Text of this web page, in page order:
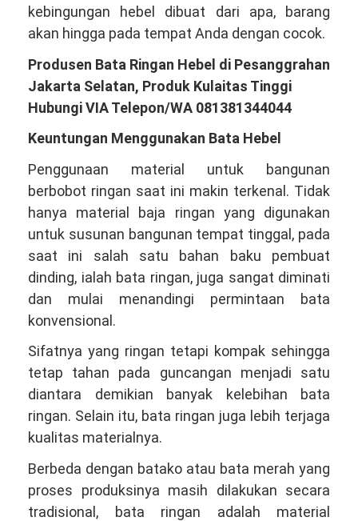
kebingungan hebel dibuat dari apa, barang
akan hingga pada tempat Anda dengan cocok.
Produsen Bata Ringan Hebel di Pesanggrahan
Jakarta Selatan, Produk Kulaitas Tinggi
Hubungi VIA Telepon/WA 081381344044
Keuntungan Menggunakan Bata Hebel
Penggunaan material untuk bangunan
berbobot ringan saat ini makin terkenal. Tidak
hanya material baja ringan yang digunakan
untuk susunan bangunan tempat tinggal, pada
saat ini salah satu bahan baku pembuat
dinding, ialah bata ringan, juga sangat diminati
dan mulai menandingi permintaan bata
konvensional.
Sifatnya yang ringan tetapi kompak sehingga
tetap tahan pada guncangan menjadi satu
diantara demikian banyak kelebihan bata
ringan. Selain itu, bata ringan juga lebih terjaga
kualitas materialnya.
Berbeda dengan batako atau bata merah yang
proses produksinya masih dilakukan secara
tradisional, bata ringan adalah material